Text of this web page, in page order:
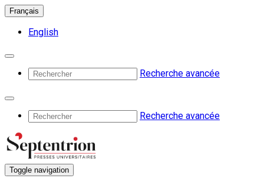
Français
English
Recherche avancée
Recherche avancée
Toggle navigation